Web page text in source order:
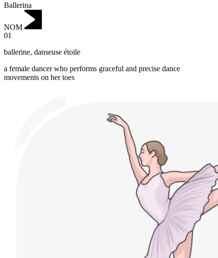
Ballerina
NOM
01
ballerine, danseuse étoile
a female dancer who performs graceful and precise dance
movements on her toes